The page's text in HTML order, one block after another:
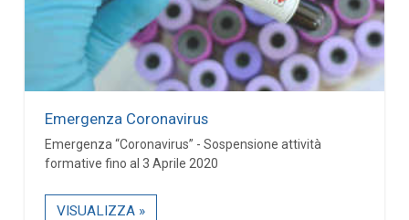
Emergenza Coronavirus
Emergenza “Coronavirus” - Sospensione attività
formative fino al 3 Aprile 2020
VISUALIZZA »